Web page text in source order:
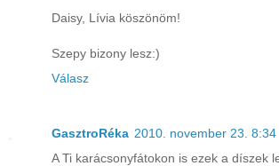
Daisy, Lívia köszönöm!
Szepy bizony lesz:)
Válasz
GasztroRéka 2010. november 23. 8:34
A Ti karácsonyfátokon is ezek a díszek